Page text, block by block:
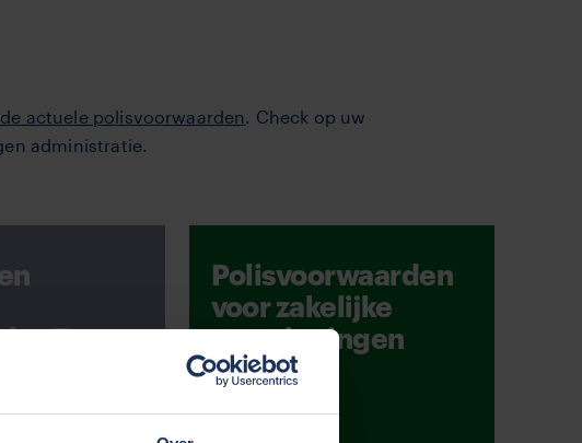
actuele polisvoorwaarden. Check op uw
administratie.
Polisvoorwaarden
voor zakelijke
verzekeringen